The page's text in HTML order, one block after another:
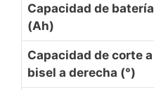
Capacidad de batería
(Ah)
Capacidad de corte a
bisel a derecha (°)